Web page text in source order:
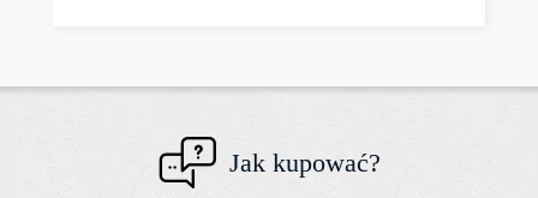
Jak kupować?